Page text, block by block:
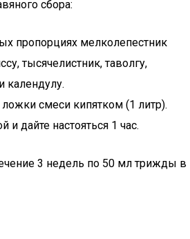
сбора:
пропорциях мелколепестник
тысячелистник, таволгу,
календулу.
смеси кипятком (1 литр).
дайте настояться 1 час.
3 недель по 50 мл трижды в